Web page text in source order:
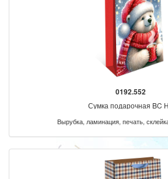
0192.552
Сумка подарочная BC
Вырубка, ламинация, печать,